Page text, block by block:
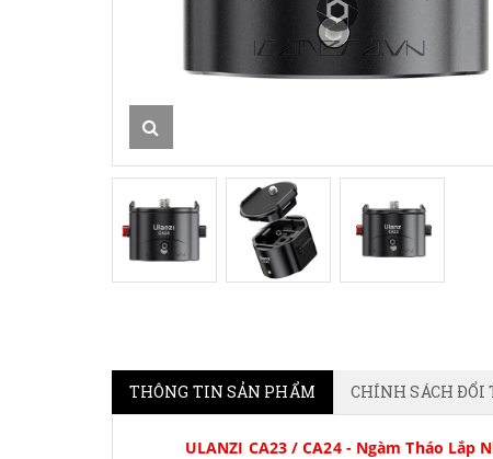
THÔNG TIN SẢN PHẨM CHÍNH SÁCH ĐỔI
ULANZI CA23 / CA24 - Ngàm Tháo Lắp